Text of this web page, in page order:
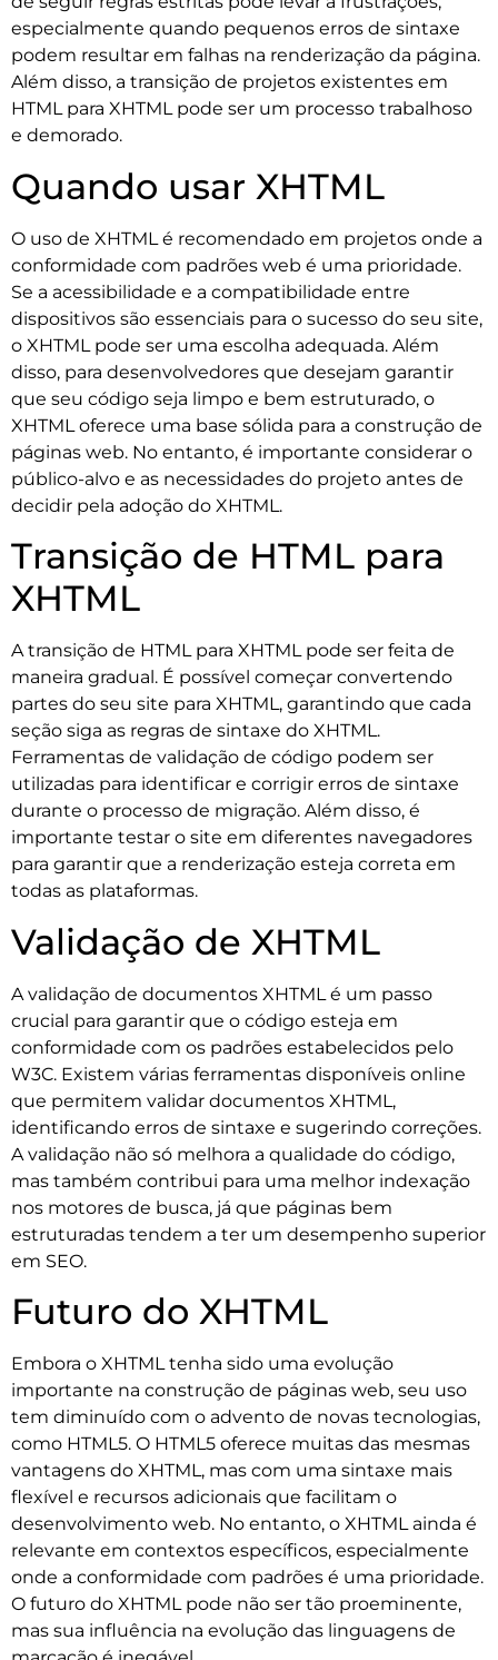
especialmente quando pequenos erros de sintaxe
podem resultar em falhas na renderização da página.
Além disso, a transição de projetos existentes em
HTML para XHTML pode ser um processo trabalhoso
e demorado.
Quando usar XHTML
O uso de XHTML é recomendado em projetos onde a
conformidade com padrões web é uma prioridade.
Se a acessibilidade e a compatibilidade entre
dispositivos são essenciais para o sucesso do seu site,
o XHTML pode ser uma escolha adequada. Além
disso, para desenvolvedores que desejam garantir
que seu código seja limpo e bem estruturado, o
XHTML oferece uma base sólida para a construção de
páginas web. No entanto, é importante considerar o
público-alvo e as necessidades do projeto antes de
decidir pela adoção do XHTML.
Transição de HTML para
XHTML
A transição de HTML para XHTML pode ser feita de
maneira gradual. É possível começar convertendo
partes do seu site para XHTML, garantindo que cada
seção siga as regras de sintaxe do XHTML.
Ferramentas de validação de código podem ser
utilizadas para identificar e corrigir erros de sintaxe
durante o processo de migração. Além disso, é
importante testar o site em diferentes navegadores
para garantir que a renderização esteja correta em
todas as plataformas.
Validação de XHTML
A validação de documentos XHTML é um passo
crucial para garantir que o código esteja em
conformidade com os padrões estabelecidos pelo
W3C. Existem várias ferramentas disponíveis online
que permitem validar documentos XHTML,
identificando erros de sintaxe e sugerindo correções.
A validação não só melhora a qualidade do código,
mas também contribui para uma melhor indexação
nos motores de busca, já que páginas bem
estruturadas tendem a ter um desempenho superior
em SEO.
Futuro do XHTML
Embora o XHTML tenha sido uma evolução
importante na construção de páginas web, seu uso
tem diminuído com o advento de novas tecnologias,
como HTML5. O HTML5 oferece muitas das mesmas
vantagens do XHTML, mas com uma sintaxe mais
flexível e recursos adicionais que facilitam o
desenvolvimento web. No entanto, o XHTML ainda é
relevante em contextos específicos, especialmente
onde a conformidade com padrões é uma prioridade.
O futuro do XHTML pode não ser tão proeminente,
mas sua influência na evolução das linguagens de